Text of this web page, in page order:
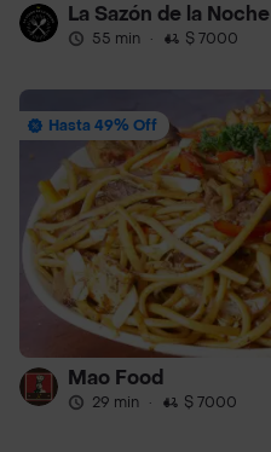
La Sazón de la Noche
55 min · $ 7000
Hasta 49% Off
Mao Food
29 min · $ 7000